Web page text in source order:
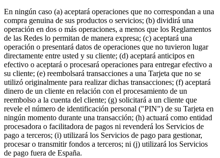
En ningún caso (a) aceptará operaciones que no correspondan a una
compra genuina de sus productos o servicios; (b) dividirá una
operación en dos o más operaciones, a menos que los Reglamentos
de las Redes lo permitan de manera expresa; (c) aceptará una
operación o presentará datos de operaciones que no tuvieron lugar
directamente entre usted y su cliente; (d) aceptará anticipos en
efectivo o aceptará o procesará operaciones para entregar efectivo a
su cliente; (e) reembolsará transacciones a una Tarjeta que no se
utilizó originalmente para realizar dichas transacciones; (f) aceptará
dinero de un cliente en relación con el procesamiento de un
reembolso a la cuenta del cliente; (g) solicitará a un cliente que
revele el número de identificación personal ("PIN") de su Tarjeta en
ningún momento durante una transacción; (h) actuará como entidad
procesadora o facilitadora de pagos ni revenderá los Servicios de
pago a terceros; (i) utilizará los Servicios de pago para gestionar,
procesar o transmitir fondos a terceros; ni (j) utilizará los Servicios
de pago fuera de España.